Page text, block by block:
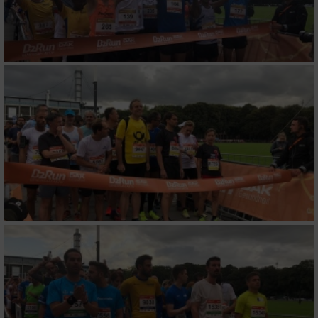
Verwendung genauer Standortdaten
Geräte anhand von aktiv angeforderten
Informationen identifizieren
Nicht-IAB-Verarbeitungszwecke:
Notwendig
Performance
Funktional
Werbung